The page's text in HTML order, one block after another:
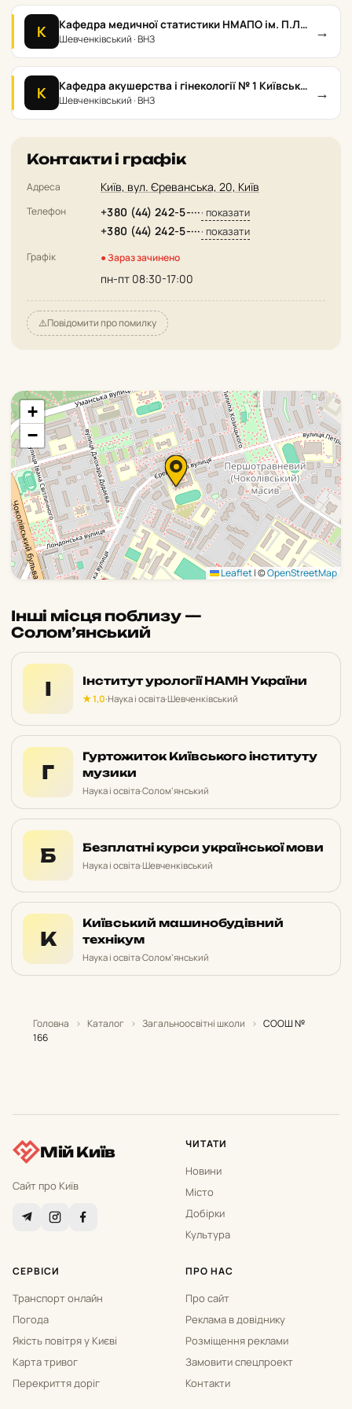
К
Кафедра медичної статистики НМАПО ім. П.Л.
Шупика
Шевченківський · ВНЗ →
К
Кафедра акушерства і гінекології № 1 Київської
міської лікарні № 18
Шевченківський · ВНЗ →
Контакти і графік
Адреса Київ, вул. Єреванська, 20, Київ
Телефон +380 (44) 242-5-···· показати
+380 (44) 242-5-···· показати
Графік ● Зараз зачинено
пн-пт 08:30-17:00
⚠️Повідомити про помилку
+
−
Leaflet|©OpenStreetMap
Інші місця поблизу —
Солом’янський
І Інститут урології НАМН України
★ 1,0·Наука і освіта·Шевченківський
Г
Гуртожиток Київського інституту
музики
Наука і освіта·Солом’янський
Б Безплатні курси української мови
Наука і освіта·Шевченківський
К
Київський машинобудівний
технікум
Наука і освіта·Солом’янський
Головна › Каталог › Загальноосвітні школи › СООШ №
166
Мій Київ
Сайт про Київ
ЧИТАТИ
Новини
Місто
Добірки
Культура
СЕРВІСИ
Транспорт онлайн
Погода
Якість повітря у Києві
Карта тривог
Перекриття доріг
ПРО НАС
Про сайт
Реклама в довіднику
Розміщення реклами
Замовити спецпроект
Контакти